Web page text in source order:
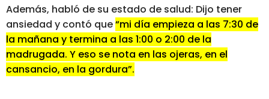
Además, habló de su estado de salud: Dijo tener
ansiedad y contó que“mi día empieza a las 7:30 de
la mañana y termina a las 1:00 o 2:00 de la
madrugada. Y eso se nota en las ojeras, en el
cansancio, en la gordura”.